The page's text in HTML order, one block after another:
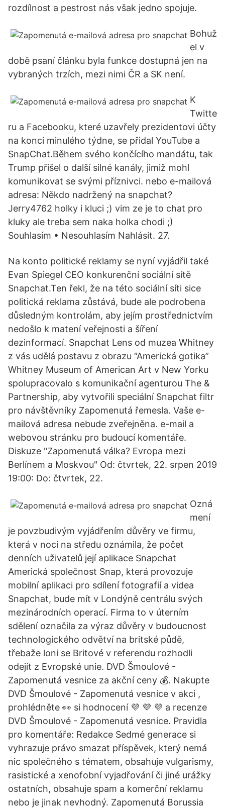
rozdílnost a pestrost nás však jedno spojuje.
Bohuž
el v
době psaní článku byla funkce dostupná jen na
vybraných trzích, mezi nimi ČR a SK není.
K
Twitte
ru a Facebooku, které uzavřely prezidentovi účty
na konci minulého týdne, se přidal YouTube a
SnapChat.Během svého končícího mandátu, tak
Trump přišel o další silné kanály, jimiž mohl
komunikovat se svými příznivci. nebo e-mailová
adresa: Někdo nadržený na snapchat?
Jerry4762 holky i kluci ;) vim ze je to chat pro
kluky ale treba sem naka holka chodi ;)
Souhlasím • Nesouhlasím Nahlásit. 27.
Na konto politické reklamy se nyní vyjádřil také
Evan Spiegel CEO konkurenční sociální sítě
Snapchat.Ten řekl, že na této sociální síti sice
politická reklama zůstává, bude ale podrobena
důsledným kontrolám, aby jejím prostřednictvím
nedošlo k matení veřejnosti a šíření
dezinformací. Snapchat Lens od muzea Whitney
z vás udělá postavu z obrazu “Americká gotika”
Whitney Museum of American Art v New Yorku
spolupracovalo s komunikační agenturou The &
Partnership, aby vytvořili speciální Snapchat filtr
pro návštěvníky Zapomenutá řemesla. Vaše e-
mailová adresa nebude zveřejněna. e-mail a
webovou stránku pro budoucí komentáře.
Diskuze "Zapomenutá válka? Evropa mezi
Berlínem a Moskvou" Od: čtvrtek, 22. srpen 2019
19:00: Do: čtvrtek, 22.
Ozná
mení
je povzbudivým vyjádřením důvěry ve firmu,
která v noci na středu oznámila, že počet
denních uživatelů její aplikace Snapchat
Americká společnost Snap, která provozuje
mobilní aplikaci pro sdílení fotografií a videa
Snapchat, bude mít v Londýně centrálu svých
mezinárodních operací. Firma to v úterním
sdělení označila za výraz důvěry v budoucnost
technologického odvětví na britské půdě,
třebaže loni se Britové v referendu rozhodli
odejít z Evropské unie. DVD Šmoulové -
Zapomenutá vesnice za akční ceny 💰. Nakupte
DVD Šmoulové - Zapomenutá vesnice v akci ,
prohlédněte 👀 si hodnocení 💜 💜 💜 a recenze
DVD Šmoulové - Zapomenutá vesnice. Pravidla
pro komentáře: Redakce Sedmé generace si
vyhrazuje právo smazat příspěvek, který nemá
nic společného s tématem, obsahuje vulgarismy,
rasistické a xenofobní vyjadřování či jiné urážky
ostatních, obsahuje spam a komerční reklamu
nebo je jinak nevhodný. Zapomenutá Borussia